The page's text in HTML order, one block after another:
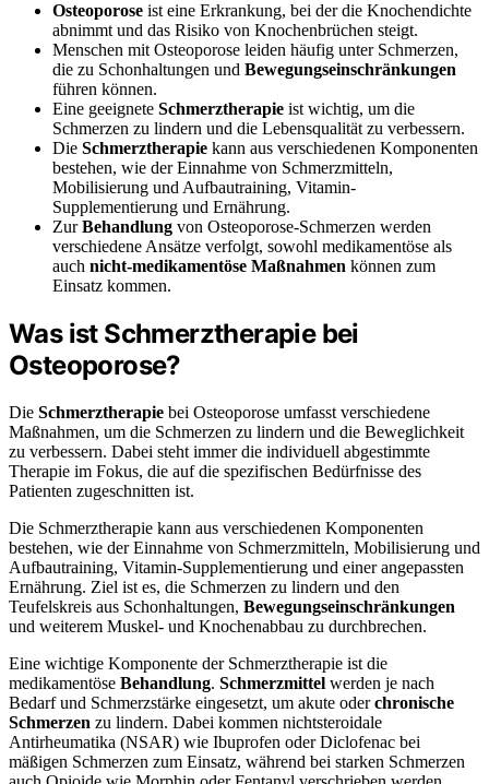
Osteoporose ist eine Erkrankung, bei der die Knochendichte
abnimmt und das Risiko von Knochenbrüchen steigt.
Menschen mit Osteoporose leiden häufig unter Schmerzen,
die zu Schonhaltungen und Bewegungseinschränkungen
führen können.
Eine geeignete Schmerztherapie ist wichtig, um die
Schmerzen zu lindern und die Lebensqualität zu verbessern.
Die Schmerztherapie kann aus verschiedenen Komponenten
bestehen, wie der Einnahme von Schmerzmitteln,
Mobilisierung und Aufbautraining, Vitamin-
Supplementierung und Ernährung.
ZurBehandlung von Osteoporose-Schmerzen werden
verschiedene Ansätze verfolgt, sowohl medikamentöse als
auch nicht-medikamentöse Maßnahmen können zum
Einsatz kommen.
Was ist Schmerztherapie bei
Osteoporose?
Die Schmerztherapie bei Osteoporose umfasst verschiedene
Maßnahmen, um die Schmerzen zu lindern und die Beweglichkeit
zu verbessern. Dabei steht immer die individuell abgestimmte
Therapie im Fokus, die auf die spezifischen Bedürfnisse des
Patienten zugeschnitten ist.
Die Schmerztherapie kann aus verschiedenen Komponenten
bestehen, wie der Einnahme von Schmerzmitteln, Mobilisierung und
Aufbautraining, Vitamin-Supplementierung und einer angepassten
Ernährung. Ziel ist es, die Schmerzen zu lindern und den
Teufelskreis aus Schonhaltungen, Bewegungseinschränkungen
und weiterem Muskel- und Knochenabbau zu durchbrechen.
Eine wichtige Komponente der Schmerztherapie ist die
medikamentöse Behandlung. Schmerzmittel werden je nach
Bedarf und Schmerzstärke eingesetzt, um akute oderchronische
Schmerzen zu lindern. Dabei kommen nichtsteroidale
Antirheumatika (NSAR) wie Ibuprofen oder Diclofenac bei
mäßigen Schmerzen zum Einsatz, während bei starken Schmerzen